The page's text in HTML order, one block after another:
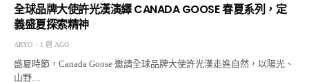
全球品牌大使許光漢演繹 CANADA GOOSE 春夏系列，定
義盛夏探索精神
ARYO 1 週 AGO
盛夏時節，Canada Goose 邀請全球品牌大使許光漢走進自然，以陽光、
山野…